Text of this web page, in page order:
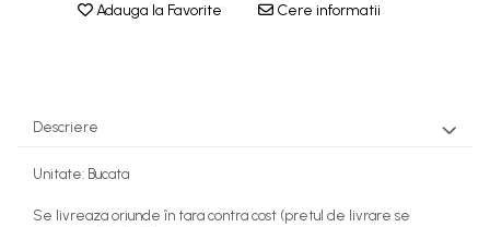
Adauga la Favorite Cere informatii
Descriere
Unitate: Bucata
Se livreaza oriunde în tara contra cost (pretul de livrare se